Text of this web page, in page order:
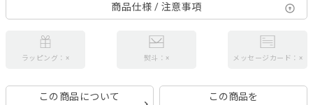
商品仕様 / 注意事項
ラッピング：× 熨斗：× メッセージカード：×
この商品について
この商品を